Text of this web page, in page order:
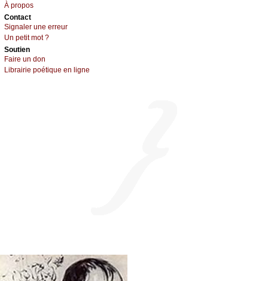
À prоpos
Cоntact
Signaler une errеur
Un pеtit mоt ?
Sоutien
Fаirе un dоn
Librairiе pоétique en lignе